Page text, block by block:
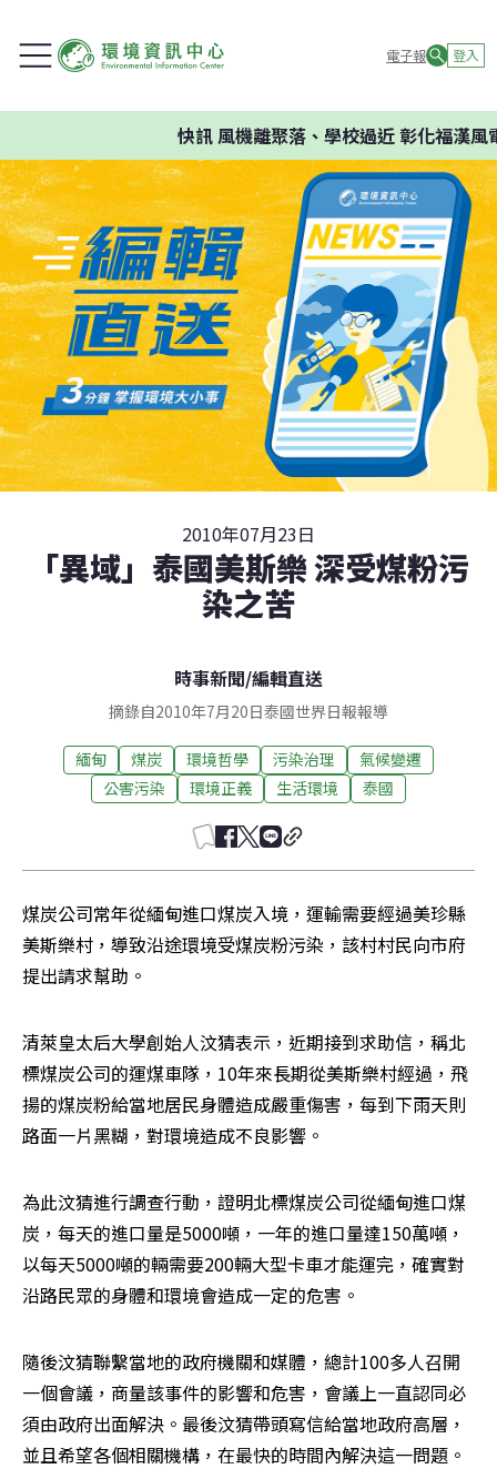
電子報 登入
快訊風機離聚落、學校過近 彰化福漢風
2010年07月23日
「異域」泰國美斯樂 深受煤粉污
染之苦
時事新聞/編輯直送
摘錄自2010年7月20日泰國世界日報報導
緬甸 煤炭 環境哲學 污染治理
氣候變遷
公害污染
環境正義 生活環境 泰國
煤炭公司常年從緬甸進口煤炭入境，運輸需要經過美珍縣
美斯樂村，導致沿途環境受煤炭粉污染，該村村民向市府
提出請求幫助。
清萊皇太后大學創始人汶猜表示，近期接到求助信，稱北
標煤炭公司的運煤車隊，10年來長期從美斯樂村經過，飛
揚的煤炭粉給當地居民身體造成嚴重傷害，每到下雨天則
路面一片黑糊，對環境造成不良影響。
為此汶猜進行調查行動，證明北標煤炭公司從緬甸進口煤
炭，每天的進口量是5000噸，一年的進口量達150萬噸，
以每天5000噸的輛需要200輛大型卡車才能運完，確實對
沿路民眾的身體和環境會造成一定的危害。
隨後汶猜聯繫當地的政府機關和媒體，總計100多人召開
一個會議，商量該事件的影響和危害，會議上一直認同必
須由政府出面解決。最後汶猜帶頭寫信給當地政府高層，
並且希望各個相關機構，在最快的時間內解決這一問題。